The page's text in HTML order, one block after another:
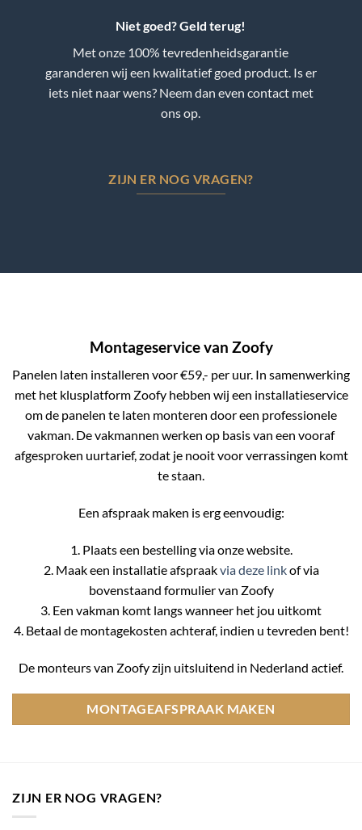
Niet goed? Geld terug!
Met onze 100% tevredenheidsgarantie
garanderen wij een kwalitatief goed product. Is er
iets niet naar wens? Neem dan even contact met
ons op.
ZIJN ER NOG VRAGEN?
Montageservice van Zoofy
Panelen laten installeren voor €59,- per uur. In samenwerking
met het klusplatform Zoofy hebben wij een installatieservice
om de panelen te laten monteren door een professionele
vakman. De vakmannen werken op basis van een vooraf
afgesproken uurtarief, zodat je nooit voor verrassingen komt
te staan.
Een afspraak maken is erg eenvoudig:
1. Plaats een bestelling via onze website.
2. Maak een installatie afspraakvia deze linkof via
bovenstaand formulier van Zoofy
3. Een vakman komt langs wanneer het jou uitkomt
4. Betaal de montagekosten achteraf, indien u tevreden bent!
De monteurs van Zoofy zijn uitsluitend in Nederland actief.
MONTAGEAFSPRAAK MAKEN
ZIJN ER NOG VRAGEN?